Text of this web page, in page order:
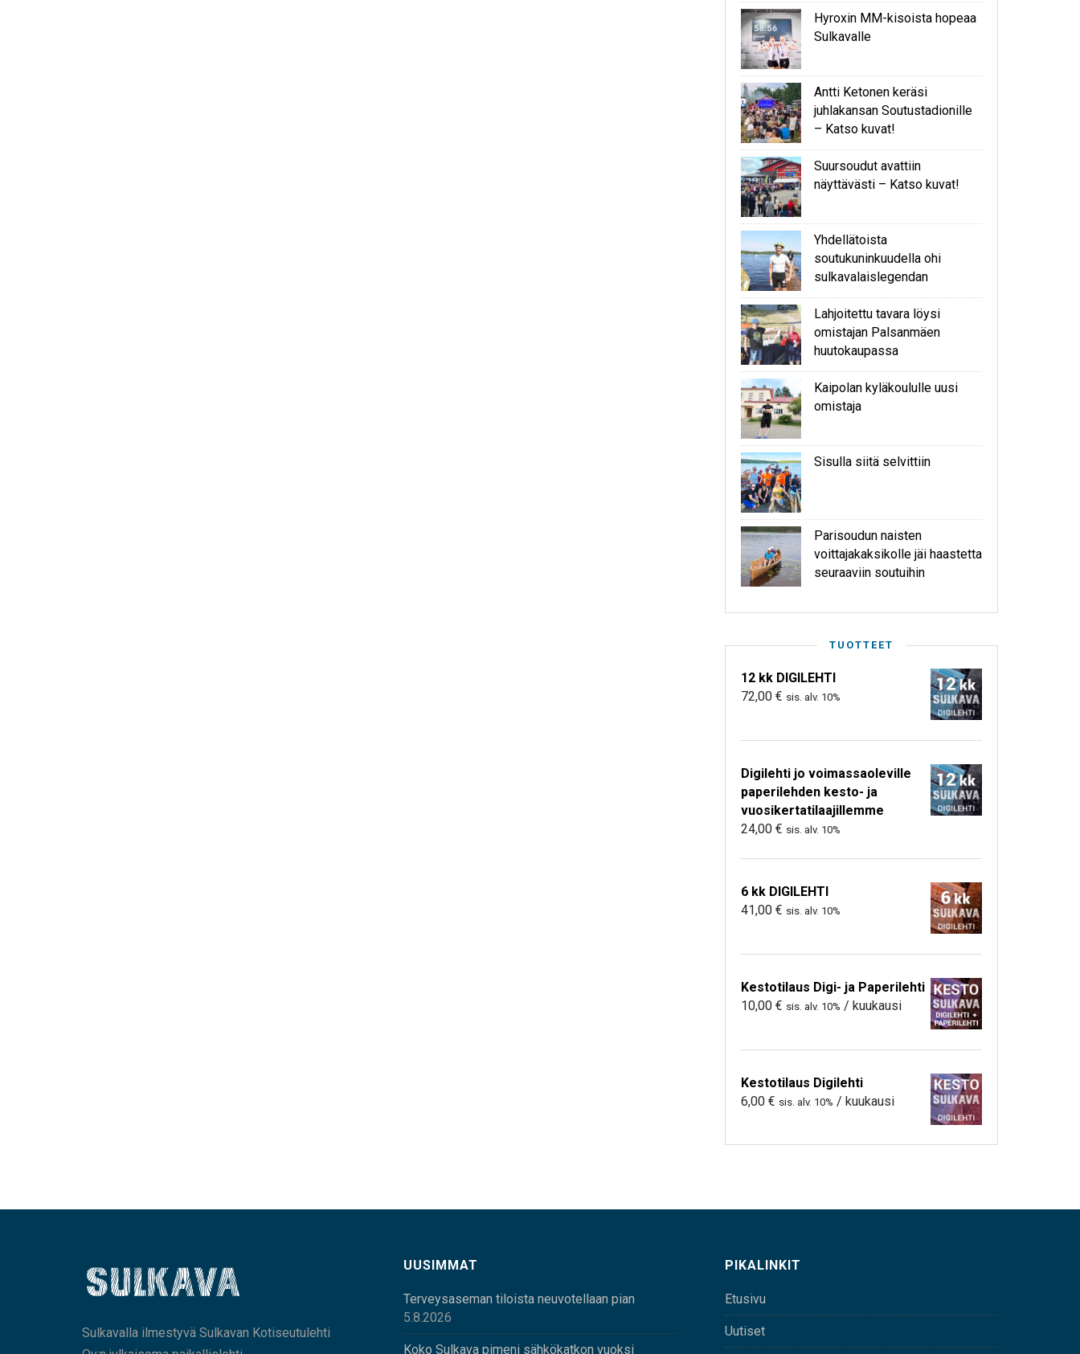
Hyroxin MM-kisoista hopeaa
Sulkavalle
Antti Ketonen keräsi
juhlakansan Soutustadionille
– Katso kuvat!
Suursoudut avattiin
näyttävästi – Katso kuvat!
Yhdellätoista
soutukuninkuudella ohi
sulkavalaislegendan
Lahjoitettu tavara löysi
omistajan Palsanmäen
huutokaupassa
Kaipolan kyläkoululle uusi
omistaja
Sisulla siitä selvittiin
Parisoudun naisten
voittajakaksikolle jäi haastetta
seuraaviin soutuihin
TUOTTEET
12 kk DIGILEHTI
72,00 € sis. alv. 10%
Digilehti jo voimassaoleville
paperilehden kesto- ja
vuosikertatilaajillemme
24,00 € sis. alv. 10%
6 kk DIGILEHTI
41,00 € sis. alv. 10%
Kestotilaus Digi- ja Paperilehti
10,00 € sis. alv. 10% / kuukausi
Kestotilaus Digilehti
6,00 € sis. alv. 10% / kuukausi
Sulkavalla ilmestyvä Sulkavan Kotiseutulehti
UUSIMMAT
Terveysaseman tiloista neuvotellaan pian
5.8.2026
Koko Sulkava pimeni sähkökatkon vuoksi
PIKALINKIT
Etusivu
Uutiset